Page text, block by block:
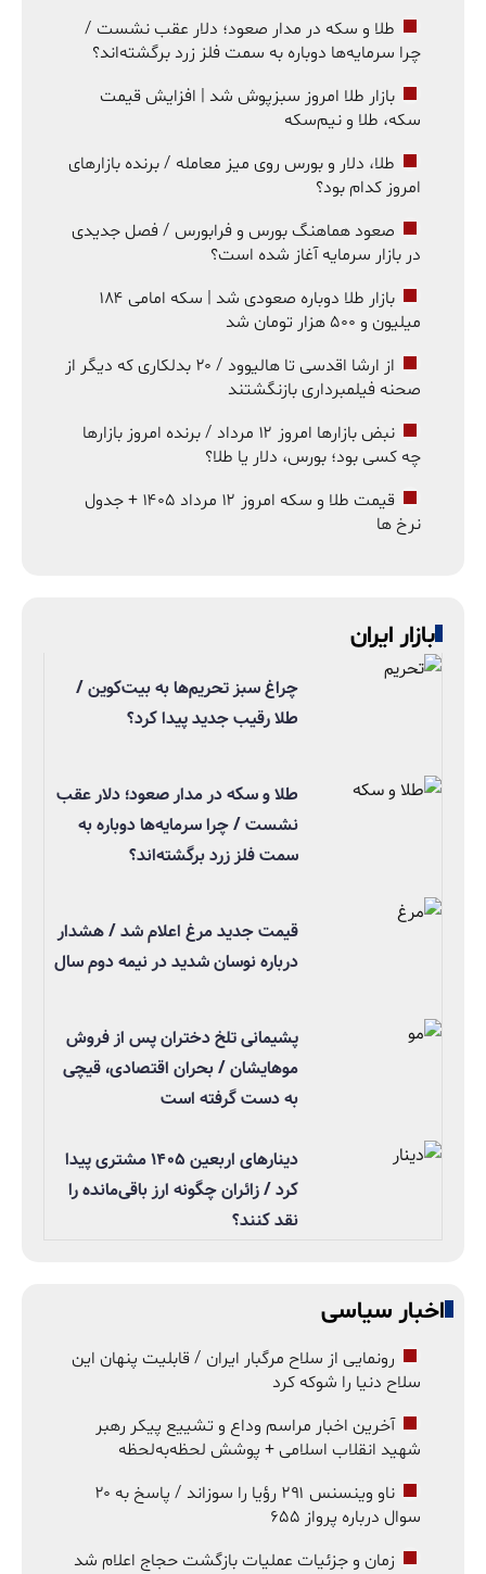
طلا و سکه در مدار صعود؛ دلار عقب نشست /
چرا سرمایه‌ها دوباره به سمت فلز زرد برگشته‌اند؟
بازار طلا امروز سبزپوش شد | افزایش قیمت
سکه، طلا و نیم‌سکه
طلا، دلار و بورس روی میز معامله / برنده بازارهای
امروز کدام بود؟
صعود هماهنگ بورس و فرابورس / فصل جدیدی
در بازار سرمایه آغاز شده است؟
بازار طلا دوباره صعودی شد | سکه امامی ۱۸۴
میلیون و ۵۰۰ هزار تومان شد
از ارشا اقدسی تا هالیوود / ۲۰ بدلکاری که دیگر از
صحنه فیلمبرداری بازنگشتند
نبض بازارها امروز ۱۲ مرداد / برنده امروز بازارها
چه کسی بود؛ بورس، دلار یا طلا؟
قیمت طلا و سکه امروز ۱۲ مرداد ۱۴۰۵ + جدول
نرخ ها
بازار ایران
چراغ سبز تحریم‌ها به بیت‌کوین /
طلا رقیب جدید پیدا کرد؟
طلا و سکه در مدار صعود؛ دلار عقب
نشست / چرا سرمایه‌ها دوباره به
سمت فلز زرد برگشته‌اند؟
قیمت جدید مرغ اعلام شد / هشدار
درباره نوسان شدید در نیمه دوم سال
پشیمانی تلخ دختران پس از فروش
موهایشان / بحران اقتصادی، قیچی
به دست گرفته است
دینارهای اربعین ۱۴۰۵ مشتری پیدا
کرد / زائران چگونه ارز باقی‌مانده را
نقد کنند؟
اخبار سیاسی
رونمایی از سلاح مرگبار ایران / قابلیت پنهان این
سلاح دنیا را شوکه کرد
آخرین اخبار مراسم وداع و تشییع پیکر رهبر
شهید انقلاب اسلامی + پوشش لحظه‌به‌لحظه
ناو وینسنس ۲۹۱ رؤیا را سوزاند / پاسخ به ۲۰
سوال درباره پرواز ۶۵۵
زمان و جزئیات عملیات بازگشت حجاج اعلام شد